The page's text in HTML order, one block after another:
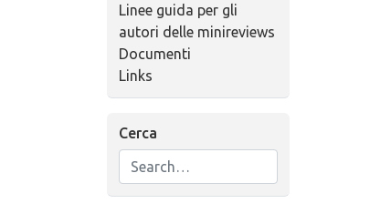
Linee guida per gli
autori delle minireviews
Documenti
Links
Cerca